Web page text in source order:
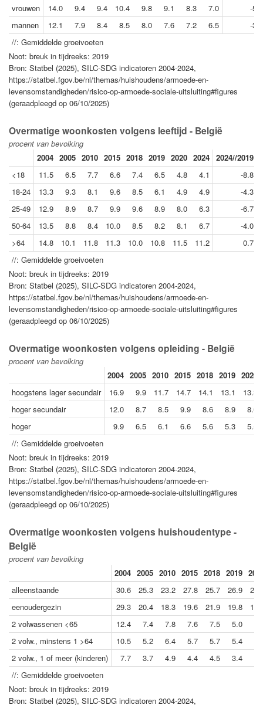
vrouwen
14.0 9.4 9.4 10.4 9.8 9.1 8.3 7.0
-5.1
mannen
12.1 7.9 8.4 8.5 8.0 7.6 7.2 6.5
-3.1
//: Gemiddelde groeivoeten
Noot: breuk in tijdreeks: 2019
Bron: Statbel (2025), SILC-SDG indicatoren 2004-2024,
https://statbel.fgov.be/nl/themas/huishoudens/armoede-en-
levensomstandigheden/risico-op-armoede-sociale-uitsluiting#figures
(geraadpleegd op 06/10/2025)
Overmatige woonkosten volgens leeftijd - België
procent van bevolking
2004 2005 2010 2015 2018 2019 2020 2024 2024//2019
<18
11.5 6.5 7.7 6.6 7.4 6.5 4.8 4.1
-8.8
18-24
13.3 9.3 8.1 9.6 8.5 6.1 4.9 4.9
-4.3
25-49
12.9 8.9 8.7 9.9 9.6 8.9 8.0 6.3
-6.7
50-64
13.5 8.8 8.4 10.0 8.5 8.2 8.1 6.7
-4.0
>64
14.8 10.1 11.8 11.3 10.0 10.8 11.5 11.2
0.7
//: Gemiddelde groeivoeten
Noot: breuk in tijdreeks: 2019
Bron: Statbel (2025), SILC-SDG indicatoren 2004-2024,
https://statbel.fgov.be/nl/themas/huishoudens/armoede-en-
levensomstandigheden/risico-op-armoede-sociale-uitsluiting#figures
(geraadpleegd op 06/10/2025)
Overmatige woonkosten volgens opleiding - België
procent van bevolking
2004 2005 2010 2015 2018 2019 2020
hoogstens lager secundair
16.9 9.9 11.7 14.7 14.1 13.1
13.3
hoger secundair
12.0 8.7 8.5 9.9 8.6 8.9
8.0
hoger
9.9 6.5 6.1 6.6 5.6 5.3
5.5
//: Gemiddelde groeivoeten
Noot: breuk in tijdreeks: 2019
Bron: Statbel (2025), SILC-SDG indicatoren 2004-2024,
https://statbel.fgov.be/nl/themas/huishoudens/armoede-en-
levensomstandigheden/risico-op-armoede-sociale-uitsluiting#figures
(geraadpleegd op 06/10/2025)
Overmatige woonkosten volgens huishoudentype -
België
procent van bevolking
2004 2005 2010 2015 2018 2019
alleenstaande
30.6 25.3 23.2 27.8 25.7 26.9
eenoudergezin
29.3 20.4 18.3 19.6 21.9 19.8
2 volwassenen <65
12.4 7.4 7.8 7.6 7.5 5.0
2 volw., minstens 1 >64
10.5 5.2 6.4 5.7 5.7 5.4
2 volw., 1 of meer (kinderen)
7.7 3.7 4.9 4.4 4.5 3.4
//: Gemiddelde groeivoeten
Noot: breuk in tijdreeks: 2019
Bron: Statbel (2025), SILC-SDG indicatoren 2004-2024,